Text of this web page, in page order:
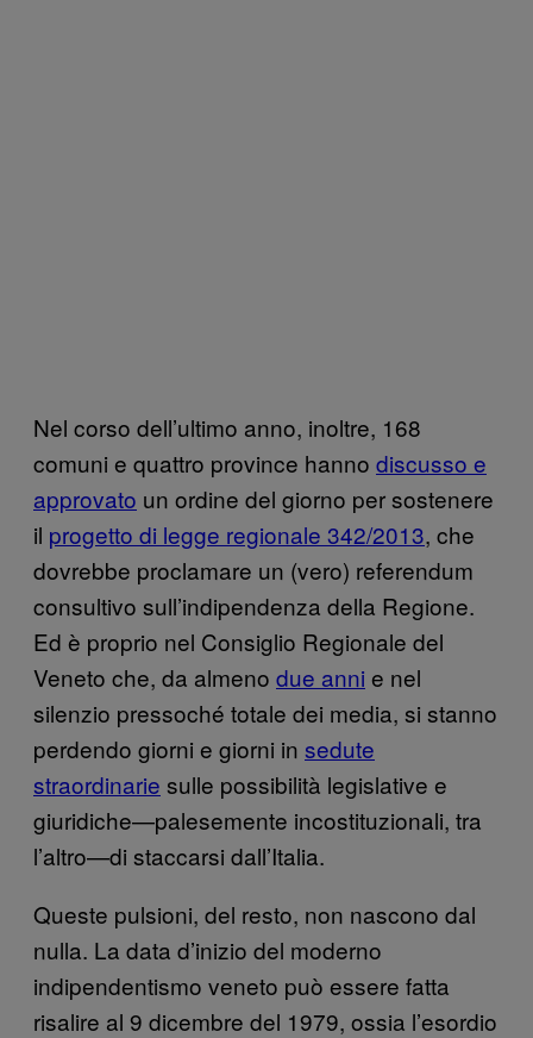
Nel corso dell’ultimo anno, inoltre, 168
comuni e quattro province hanno discusso e
approvato un ordine del giorno per sostenere
il progetto di legge regionale 342/2013, che
dovrebbe proclamare un (vero) referendum
consultivo sull’indipendenza della Regione.
Ed è proprio nel Consiglio Regionale del
Veneto che, da almeno due anni e nel
silenzio pressoché totale dei media, si stanno
perdendo giorni e giorni in sedute
straordinarie sulle possibilità legislative e
giuridiche—palesemente incostituzionali, tra
l’altro—di staccarsi dall’Italia.
Queste pulsioni, del resto, non nascono dal
nulla. La data d’inizio del moderno
indipendentismo veneto può essere fatta
risalire al 9 dicembre del 1979, ossia l’esordio